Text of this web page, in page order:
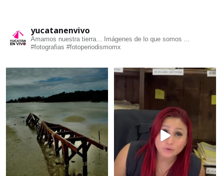
yucatanenvivo
Amamos nuestra tierra... Imágenes de lo que somos ...
#fotografias #fotoperiodismomx